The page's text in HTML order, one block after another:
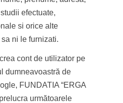
efectuate,
si orice alte
ni le furnizati.
cont de utilizator pe
dumneavoastră de
FUNDATIA “ERGA
următoarele